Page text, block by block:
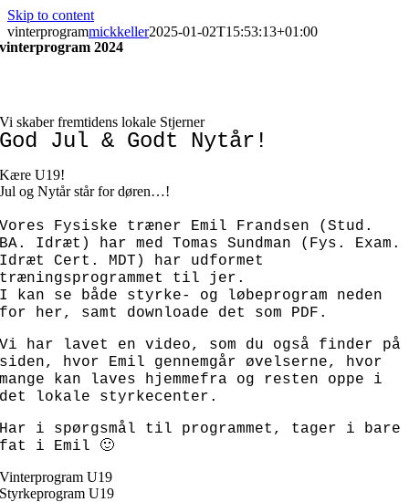
Skip to content
vinterprogrammickkeller2025-01-02T15:53:13+01:00
vinterprogram 2024
Vi skaber fremtidens lokale Stjerner
God Jul & Godt Nytår!
Kære U19!
Jul og Nytår står for døren…!
Vores Fysiske træner Emil Frandsen (Stud.
BA. Idræt) har medTomas Sundman (Fys. Exam.
Idræt Cert. MDT) har udformet
træningsprogrammet til jer.
I kan se både styrke- og løbeprogram neden
for her, samt downloade det som PDF.
Vi har lavet en video, som du også finder på
siden, hvor Emil gennemgår øvelserne, hvor
mange kan laves hjemmefra og resten oppe i
det lokale styrkecenter.
Har i spørgsmål til programmet, tager i bare
fat i Emil 🙂
Vinterprogram U19
Styrkeprogram U19